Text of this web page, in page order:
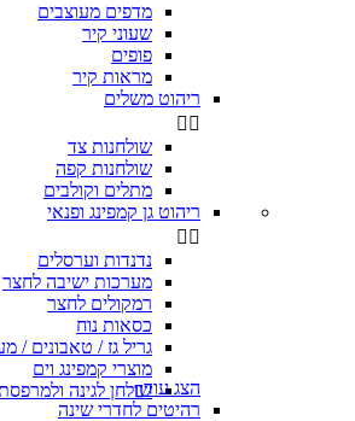
מדפים מעוצבים
שעוני קיר
פופים
מראות קיר
ריהוט משלים
 
שולחנות צד
שולחנות קפה
מתלים וקולבים
ריהוט גן קמפינג ופנאי
 
נדנדות וערסלים
מערכות ישיבה לחצר
רמקולים לחצר
כסאות נוח
גריל גז / טאבונים /
מוצרי קמפינג וים
שולחן לגינההצג עוד
רהיטים לחדרי שינה